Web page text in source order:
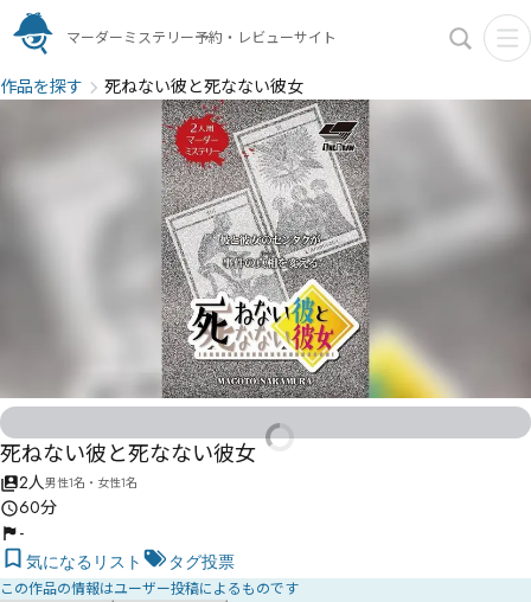
マーダーミステリー予約・レビューサイト
作品を探す 死ねない彼と死なない彼女
死ねない彼と死なない彼女
2人男性1名・女性1名
60分
-
気になるリスト タグ投票
この作品の情報はユーザー投稿によるものです